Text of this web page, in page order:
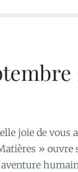
joie de vous
»
aventure